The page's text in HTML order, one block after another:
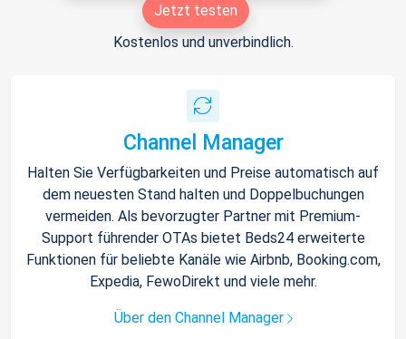
Jetzt testen
Kostenlos und unverbindlich.
Channel Manager
Halten Sie Verfügbarkeiten und Preise automatisch auf
dem neuesten Stand halten und Doppelbuchungen
vermeiden. Als bevorzugter Partner mit Premium-
Support führender OTAs bietet Beds24 erweiterte
Funktionen für beliebte Kanäle wie Airbnb, Booking.com,
Expedia, FewoDirekt und viele mehr.
Über den Channel Manager